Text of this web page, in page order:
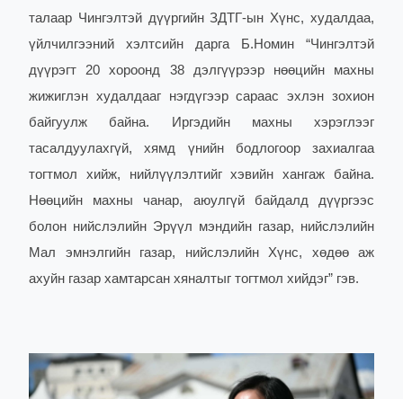
талаар Чингэлтэй дүүргийн ЗДТГ-ын Хүнс, худалдаа,
үйлчилгээний хэлтсийн дарга Б.Номин “Чингэлтэй
дүүрэгт 20 хороонд 38 дэлгүүрээр нөөцийн махны
жижиглэн худалдааг нэгдүгээр сараас эхлэн зохион
байгуулж байна. Иргэдийн махны хэрэглээг
тасалдуулахгүй, хямд үнийн бодлогоор захиалгаа
тогтмол хийж, нийлүүлэлтийг хэвийн хангаж байна.
Нөөцийн махны чанар, аюулгүй байдалд дүүргээс
болон нийслэлийн Эрүүл мэндийн газар, нийслэлийн
Мал эмнэлгийн газар, нийслэлийн Хүнс, хөдөө аж
ахуйн газар хамтарсан хяналтыг тогтмол хийдэг” гэв.